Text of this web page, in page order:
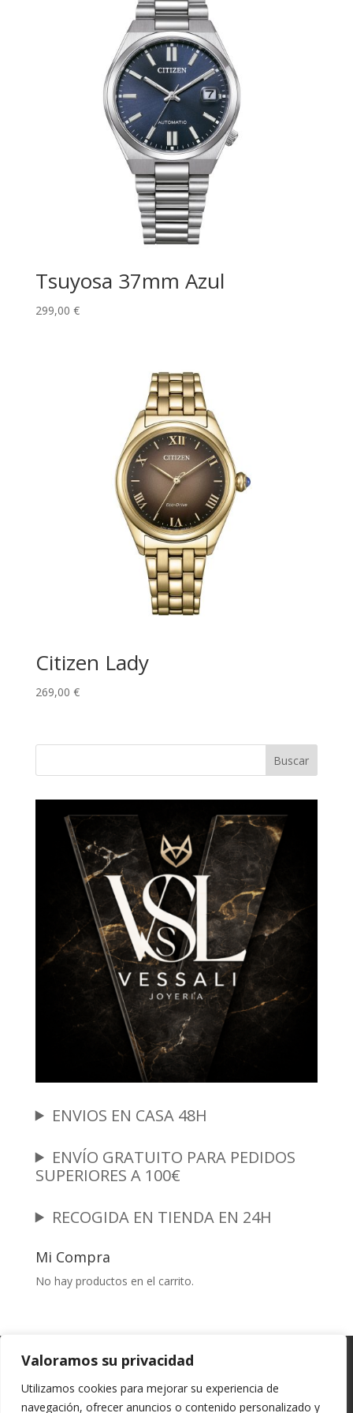
Valoramos su privacidad
Utilizamos cookies para mejorar su experiencia de
navegación, ofrecer anuncios o contenido personalizado y
Tsuyosa 37mm Azul
299,00 €
Citizen Lady
269,00 €
Buscar
ENVIOS EN CASA 48H
ENVÍO GRATUITO PARA PEDIDOS
SUPERIORES A 100€
RECOGIDA EN TIENDA EN 24H
Mi Compra
No hay productos en el carrito.
Garantia y Autenticidad
Política de Privacidad
Políticas de Cookies